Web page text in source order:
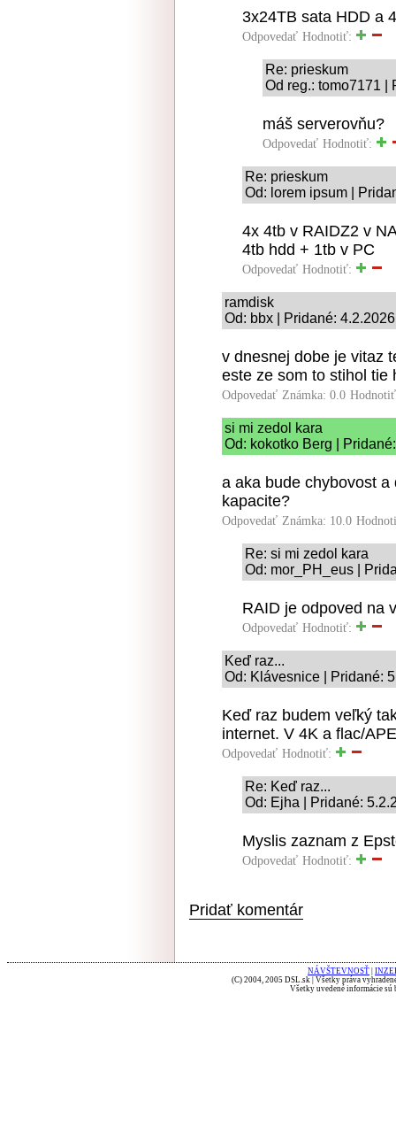
3x24TB sata HDD a
Odpovedať Hodnotiť:
Re: prieskum
Od reg.: tomo7171 |
máš serverovňu?
Odpovedať Hodnotiť:
Re: prieskum
Od: lorem ipsum |
4x 4tb v RAIDZ2 v
4tb hdd + 1tb v PC
Odpovedať Hodnotiť:
ramdisk
Od: bbx | Pridané:
v dnesnej dobe je vitaz
este ze som to stihol tie
Odpovedať Známka: 0.0
si mi zedol kara
Od: kokotko Berg |
a aka bude chybovost
kapacite?
Odpovedať Známka: 10.0
Re: si mi zedol kara
Od: mor_PH_eus |
RAID je odpoved na
Odpovedať Hodnotiť:
Keď raz...
Od: Klávesnice | Pridané:
Keď raz budem veľký
internet. V 4K a flac/
Odpovedať Hodnotiť:
Re: Keď raz...
Od: Ejha | Pridané:
Myslis zaznam z
Odpovedať Hodnotiť:
Pridať komentár
NÁVŠTEVNOSŤ
(C) 2004, 2005 DSL.sk | Všetky práva
Všetky uvedené informácie sú